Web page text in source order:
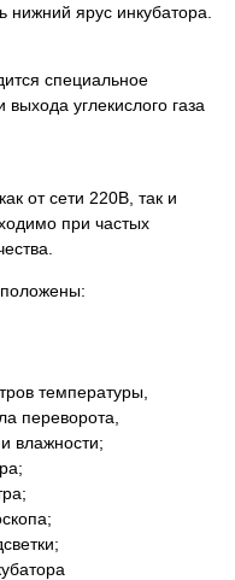
ярус инкубатора.
специальное
углекислого газа
от сети 220В, так и
при частых
температуры,
переворота,
влажности;